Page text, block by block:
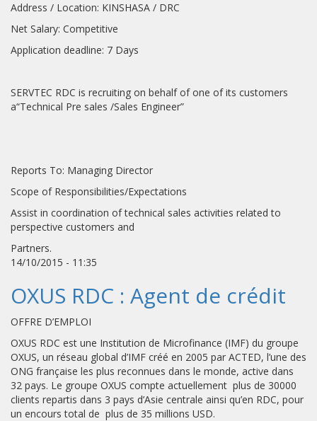
Address / Location: KINSHASA / DRC
Net Salary: Competitive
Application deadline: 7 Days
SERVTEC RDC is recruiting on behalf of one of its customers
a“Technical Pre sales /Sales Engineer”
Reports To: Managing Director
Scope of Responsibilities/Expectations
Assist in coordination of technical sales activities related to
perspective customers and
Partners.
14/10/2015 - 11:35
OXUS RDC : Agent de crédit
OFFRE D’EMPLOI
OXUS RDC est une Institution de Microfinance (IMF) du groupe
OXUS, un réseau global d’IMF créé en 2005 par ACTED, l’une des
ONG française les plus reconnues dans le monde, active dans
32 pays. Le groupe OXUS compte actuellement plus de 30000
clients repartis dans 3 pays d’Asie centrale ainsi qu’en RDC, pour
un encours total de plus de 35 millions USD.